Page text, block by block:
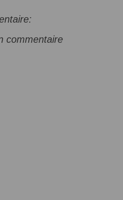
commentaire